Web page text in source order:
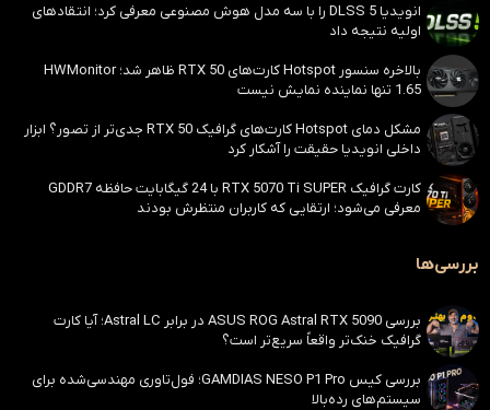
انویدیا DLSS 5 را با سه مدل هوش مصنوعی معرفی کرد؛ انتقادهای
اولیه نتیجه داد
بالاخره سنسور Hotspot کارت‌های RTX 50 ظاهر شد؛ HWMonitor
1.65 تنها نماینده نمایش نیست
مشکل دمای Hotspot کارت‌های گرافیک RTX 50 جدی‌تر از تصور؟ ابزار
داخلی انویدیا حقیقت را آشکار کرد
کارت گرافیک RTX 5070 Ti SUPER با 24 گیگابایت حافظه GDDR7
معرفی می‌شود؛ ارتقایی که کاربران منتظرش بودند
بررسی‌ها
بررسی ASUS ROG Astral RTX 5090 در برابر Astral LC؛ آیا کارت
گرافیک خنک‌تر واقعاً سریع‌تر است؟
بررسی کیس GAMDIAS NESO P1 Pro؛ فول‌تاوری مهندسی‌شده برای
سیستم‌های رده‌بالا